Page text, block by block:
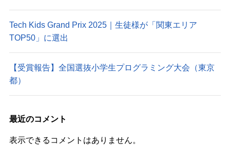
Tech Kids Grand Prix 2025｜生徒様が「関東エリア
TOP50」に選出
【受賞報告】全国選抜小学生プログラミング大会（東京
都）
最近のコメント
表示できるコメントはありません。